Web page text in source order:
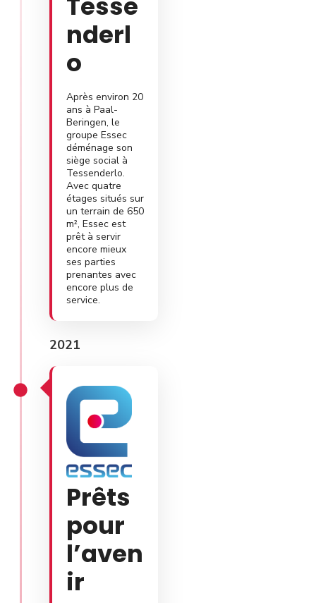
nderl
o
Après environ 20
ans à Paal-
Beringen, le
groupe Essec
déménage son
siège social à
Tessenderlo.
Avec quatre
étages situés sur
un terrain de 650
m², Essec est
prêt à servir
encore mieux
ses parties
prenantes avec
encore plus de
service.
2021
Prêts
pour
l’aven
ir